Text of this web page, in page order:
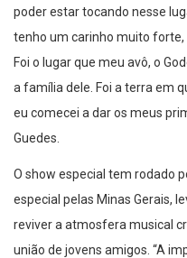
poder estar tocando nesse
tenho um carinho muito
Foi o lugar que meu avô, o
a família dele. Foi a terra em
eu comecei a dar os meus
Guedes.
O show especial tem rodado
especial pelas Minas Gerais,
reviver a atmosfera musical
união de jovens amigos. “A